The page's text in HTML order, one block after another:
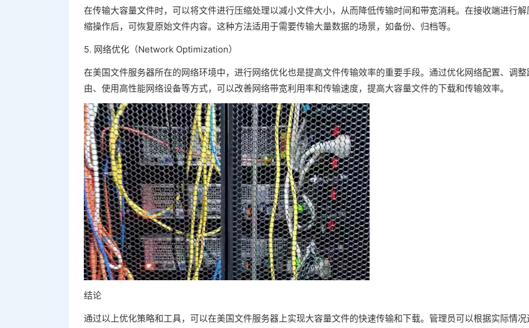
在传输大容量文件时，可以将文件进行压缩处理以减小文件大小，从而降低传输时间和带宽消耗。在接收端进行解
缩操作后，可恢复原始文件内容。这种方法适用于需要传输大量数据的场景，如备份、归档等。
5. 网络优化（Network Optimization）
在美国文件服务器所在的网络环境中，进行网络优化也是提高文件传输效率的重要手段。通过优化网络配置、调整
由、使用高性能网络设备等方式，可以改善网络带宽利用率和传输速度，提高大容量文件的下载和传输效率。
结论
通过以上优化策略和工具，可以在美国文件服务器上实现大容量文件的快速传输和下载。管理员可以根据实际情况